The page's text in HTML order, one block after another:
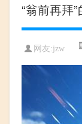
“翁前再拜
网友:jzw